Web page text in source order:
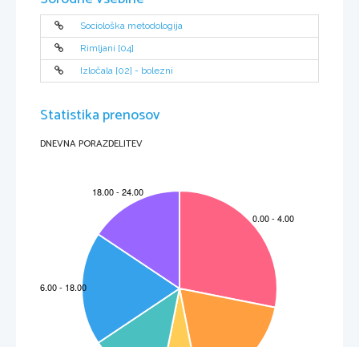
Sociološka metodologija
Rimljani [04]
Izločala [02] - bolezni
Statistika prenosov
DNEVNA PORAZDELITEV